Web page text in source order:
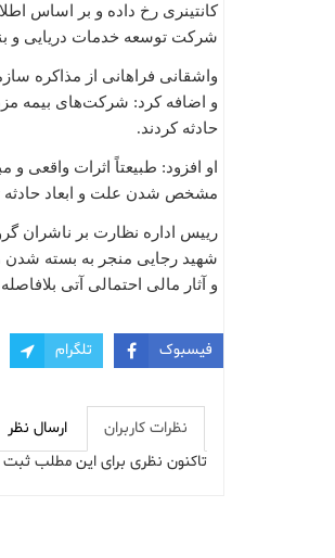
کانتینری رخ داده و بر اساس
شرکت توسعه خدمات دریایی و
واشقانی فراهانی از مذاکره
و اضافه کرد: شرکت‌های بیمه
حادثه کردند.
او افزود: طبیعتاً اثرات واقعی
مشخص شدن علت و ابعاد حادثه
رییس اداره نظارت بر ناشران
شهید رجایی منجر به بسته شدن
و آثار مالی احتمالی آتی
فیسبوک تلگرام
نظرات کاربران
ارسال نظر
تاکنون نظری برای این مطلب